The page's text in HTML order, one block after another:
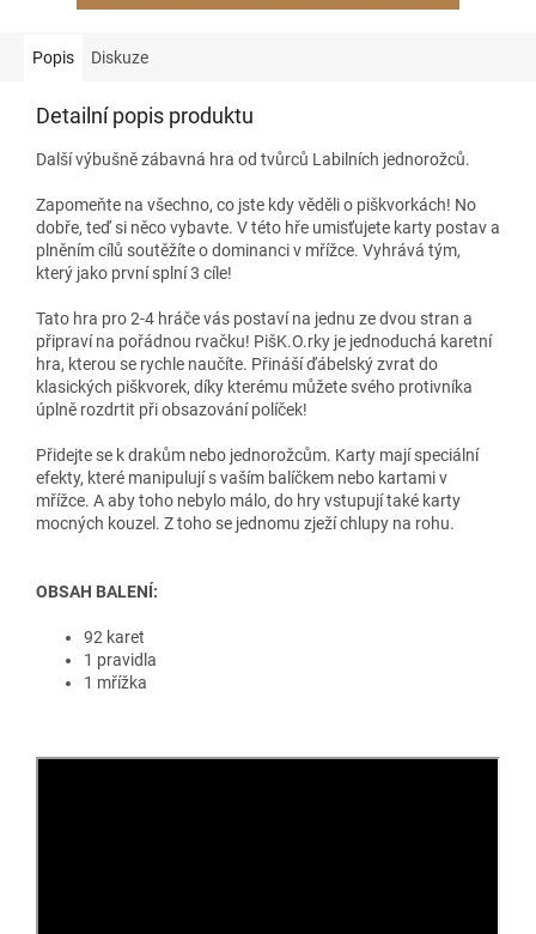
Popis Diskuze
Detailní popis produktu
Další výbušně zábavná hra od tvůrců Labilních jednorožců.
Zapomeňte na všechno, co jste kdy věděli o piškvorkách! No
dobře, teď si něco vybavte. V této hře umisťujete karty postav a
plněním cílů soutěžíte o dominanci v mřížce. Vyhrává tým,
který jako první splní 3 cíle!
Tato hra pro 2-4 hráče vás postaví na jednu ze dvou stran a
připraví na pořádnou rvačku! PišK.O.rky je jednoduchá karetní
hra, kterou se rychle naučíte. Přináší ďábelský zvrat do
klasických piškvorek, díky kterému můžete svého protivníka
úplně rozdrtit při obsazování políček!
Přidejte se k drakům nebo jednorožcům. Karty mají speciální
efekty, které manipulují s vaším balíčkem nebo kartami v
mřížce. A aby toho nebylo málo, do hry vstupují také karty
mocných kouzel. Z toho se jednomu zježí chlupy na rohu.
OBSAH BALENÍ:
92 karet
1 pravidla
1 mřížka